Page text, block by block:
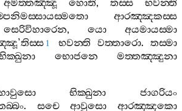
අමත‍්තඤ‍්ඤූ හොති, තස‍්ස
භවන‍්ති
ආරඤ‍්ඤකස‍්ස
සෙරිවිහාරෙන, යො
අයමායස‍්මා
’තිස‍්ස 1 භවන‍්ති වත‍්තාරො. තස‍්මා
භොජනෙ
මත‍්තඤ‍්ඤුනා
භික‍්ඛුනා
ජාගරියං
. සචෙ ආවුසො
ආරඤ‍්ඤකො